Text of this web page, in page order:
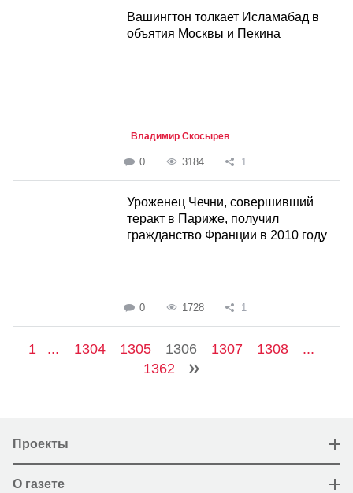
Вашингтон толкает Исламабад в
объятия Москвы и Пекина
Владимир Скосырев
0 3184 1
Уроженец Чечни, совершивший
теракт в Париже, получил
гражданство Франции в 2010 году
0 1728 1
1 ... 1304 1305 1306 1307 1308
...
1362
Проекты
О газете